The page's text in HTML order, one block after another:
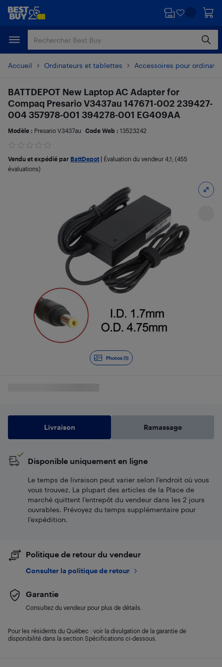
Passer
principal
Passer
Accueil Ordinateurs et tablettes Accessoires pour
Photos (1)
BATTDEPOT New Laptop AC Adapter for
Compaq Presario V3437au 147671-002 239427-
004 357978-001 394278-001 EG409AA
Modèle : Presario V3437au Code Web : 13523242
Vendu et expédié par BattDepot Évaluation du vendeur 4,1; (455
évaluations)
Livraison Ramassage
Disponible uniquement en ligne
Le temps de livraison peut varier selon l'endroit où vous
vous trouvez. La plupart des articles de la Place de
marché quittent l’entrepôt du vendeur dans les 2 jours
ouvrables. Prévoyez du temps supplémentaire pour
l’expédition.
Politique de retour du vendeur
Consulter la politique de retour
Garantie
Consultez du vendeur pour plus de détails.
Pour les résidents du Québec : voir la divulgation de la garantie de
disponibilité dans la section Spécifications ci-dessous.